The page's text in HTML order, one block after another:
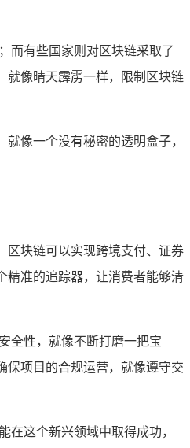
而有些国家则对区块链采取了
就像晴天霹雳一样，限制区块链
像一个没有秘密的透明盒子，
区块链可以实现跨境支付、证券
精准的追踪器，让消费者能够清
全性，就像不断打磨一把宝
保项目的合规运营，就像遵守交
这个新兴领域中取得成功，